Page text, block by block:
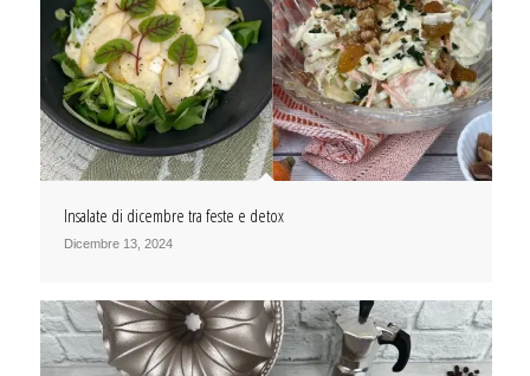
Insalate di dicembre tra feste e detox
Dicembre 13, 2024